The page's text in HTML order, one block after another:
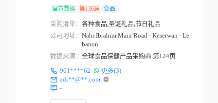
官方数据 第136届 食品
采购清单： 各种食品,圣诞礼品,节日礼品
公司地址： Nahr Ibrahim Main Road - Keserwan - Le
banon
数据来源： 全球食品保健产品采购商 第124页
961****62
更多(3)
adi**@**.com
-